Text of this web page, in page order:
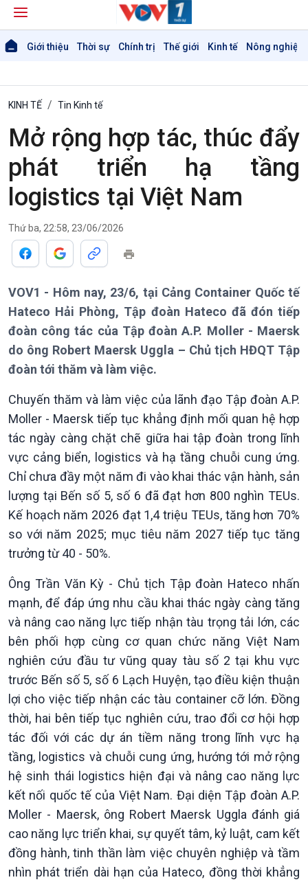
Giới thiệu Thời sự Chính trị Thế giới Kinh tế Nông nghiệp
Thời sự 6h
Thời sự 12h
Thời sự 18h
Thời sự 21h30
Theo dòng Thời sự
Chính trị
Chính phủ với người dân
Quốc hội với cử tri
Xây dựng đảng
Đảng trong cuộc sống
Nhận diện sự thật
Pháp luật và đời sống
Vấn đề quốc tế
Hồ sơ sự kiện quốc tế
Thế giới & Việt Nam
Biên cương - Một dải vững
bền
Kinh tế
Tin Kinh tế
Trước giờ mở cửa
Dòng chảy Kinh tế
Nông nghiệp & Biển đảo
Tin Nông nghiệp & Biển
đảo
Mùa vàng
KINH TẾ Tin Kinh tế
Mở rộng hợp tác, thúc đẩy
phát triển hạ tầng
logistics tại Việt Nam
Thứ ba, 22:58, 23/06/2026
VOV1 - Hôm nay, 23/6, tại Cảng Container Quốc tế
Hateco Hải Phòng, Tập đoàn Hateco đã đón tiếp
đoàn công tác của Tập đoàn A.P. Moller - Maersk
do ông Robert Maersk Uggla – Chủ tịch HĐQT Tập
đoàn tới thăm và làm việc.
Chuyến thăm và làm việc của lãnh đạo Tập đoàn A.P.
Moller - Maersk tiếp tục khẳng định mối quan hệ hợp
tác ngày càng chặt chẽ giữa hai tập đoàn trong lĩnh
vực cảng biển, logistics và hạ tầng chuỗi cung ứng.
Chỉ chưa đầy một năm đi vào khai thác vận hành, sản
lượng tại Bến số 5, số 6 đã đạt hơn 800 nghìn TEUs.
Kế hoạch năm 2026 đạt 1,4 triệu TEUs, tăng hơn 70%
so với năm 2025; mục tiêu năm 2027 tiếp tục tăng
trưởng từ 40 - 50%.
Ông Trần Văn Kỳ - Chủ tịch Tập đoàn Hateco nhấn
mạnh, để đáp ứng nhu cầu khai thác ngày càng tăng
và nâng cao năng lực tiếp nhận tàu trọng tải lớn, các
bên phối hợp cùng cơ quan chức năng Việt Nam
nghiên cứu đầu tư vũng quay tàu số 2 tại khu vực
trước Bến số 5, số 6 Lạch Huyện, tạo điều kiện thuận
lợi cho việc tiếp nhận các tàu container cỡ lớn. Đồng
thời, hai bên tiếp tục nghiên cứu, trao đổi cơ hội hợp
tác đối với các dự án tiềm năng trong lĩnh vực hạ
tầng, logistics và chuỗi cung ứng, hướng tới mở rộng
hệ sinh thái logistics hiện đại và nâng cao năng lực
kết nối quốc tế của Việt Nam. Đại diện Tập đoàn A.P.
Moller - Maersk, ông Robert Maersk Uggla đánh giá
cao năng lực triển khai, sự quyết tâm, kỷ luật, cam kết
đồng hành, tinh thần làm việc chuyên nghiệp và tầm
nhìn phát triển dài hạn của Hateco, đồng thời khẳng